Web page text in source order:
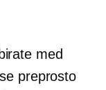
med
preprosto